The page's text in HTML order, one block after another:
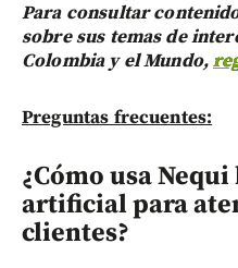
Para consultar
sobre sus temas de
Colombia y el Mundo,
Preguntas frecuentes:
¿Cómo usa
artificial para
clientes?